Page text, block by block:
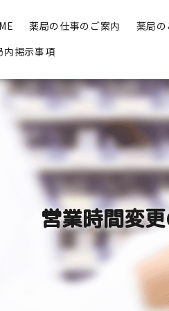
薬局の仕事のご案内 薬局
内掲示事項
営業時間変